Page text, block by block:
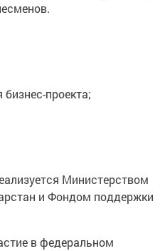
проекта;
Министерством
и Фондом поддержки
в федеральном